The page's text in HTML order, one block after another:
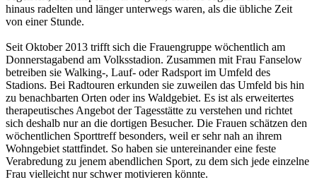
hinaus radelten und länger unterwegs waren, als die übliche Zeit
von einer Stunde.
Seit Oktober 2013 trifft sich die Frauengruppe wöchentlich am
Donnerstagabend am Volksstadion. Zusammen mit Frau Fanselow
betreiben sie Walking-, Lauf- oder Radsport im Umfeld des
Stadions. Bei Radtouren erkunden sie zuweilen das Umfeld bis hin
zu benachbarten Orten oder ins Waldgebiet. Es ist als erweitertes
therapeutisches Angebot der Tagesstätte zu verstehen und richtet
sich deshalb nur an die dortigen Besucher. Die Frauen schätzen den
wöchentlichen Sporttreff besonders, weil er sehr nah an ihrem
Wohngebiet stattfindet. So haben sie untereinander eine feste
Verabredung zu jenem abendlichen Sport, zu dem sich jede einzelne
Frau vielleicht nur schwer motivieren könnte.